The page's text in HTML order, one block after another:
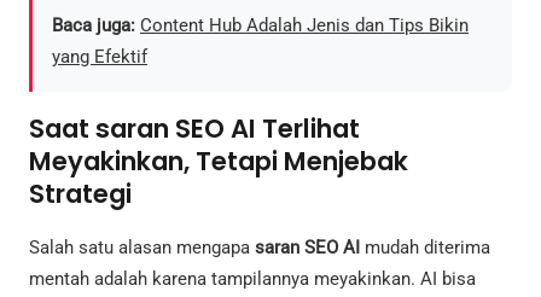
Baca juga: Content Hub Adalah Jenis dan Tips Bikin
yang Efektif
Saat saran SEO AI Terlihat
Meyakinkan, Tetapi Menjebak
Strategi
Salah satu alasan mengapa saran SEO AI mudah diterima
mentah adalah karena tampilannya meyakinkan. AI bisa